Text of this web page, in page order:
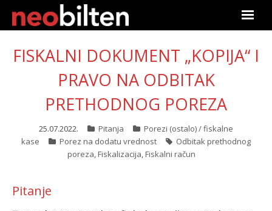
Početna
Pretraga
Aktuelno
Podaci
O nama
FISKALNI DOKUMENT „KOPIJA“ I
PRAVO NA ODBITAK
PRETHODNOG POREZA
25.07.2022. Pitanja
Porezi (ostalo) / fiskalne
kase
Porez na dodatu vrednost
Odbitak prethodnog
poreza, Fiskalizacija, Fiskalni račun
Pitanje